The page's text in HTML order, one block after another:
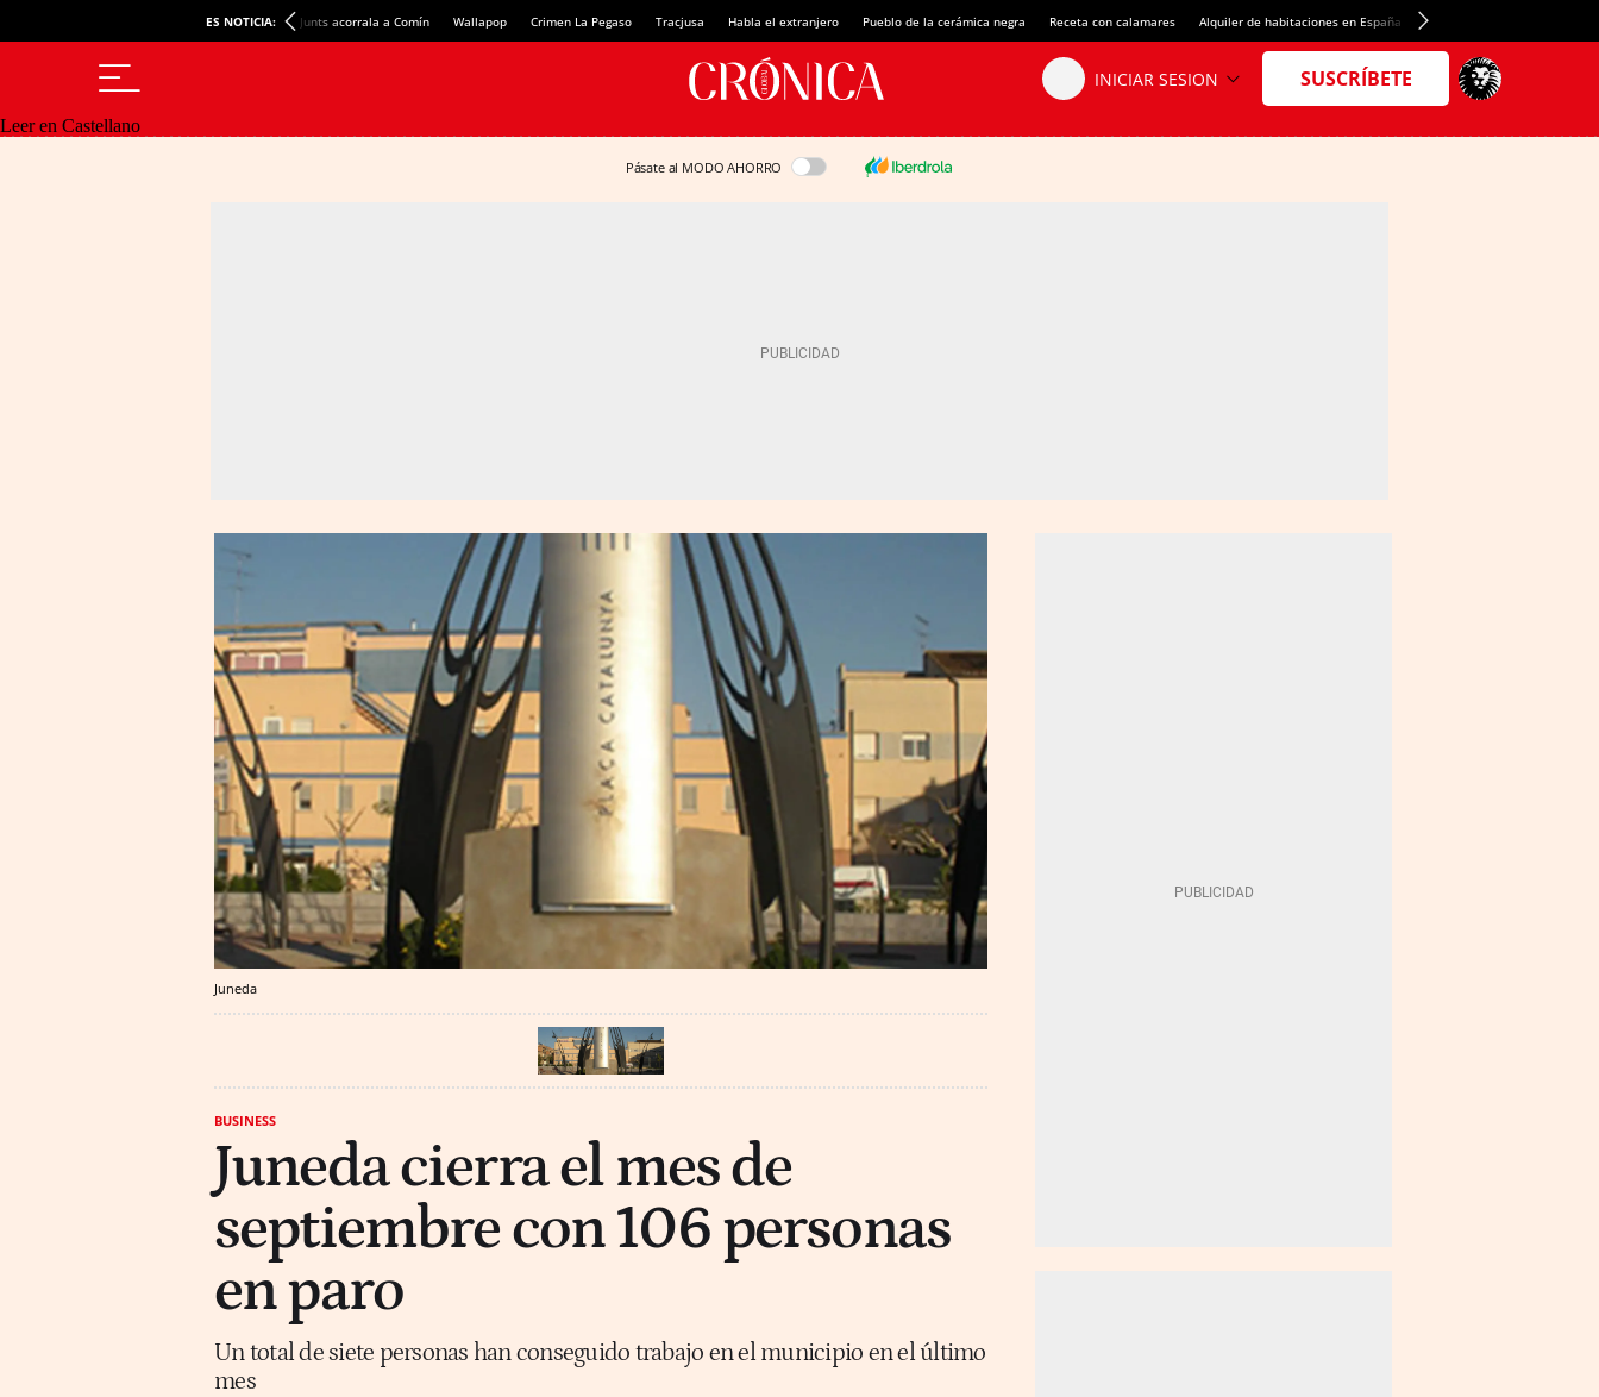
ES NOTICIA: Junts acorrala a Comín Wallapop Crimen La Pegaso Tracjusa Habla el extranjero Pueblo de la cerámica negra Receta con calamares Alquiler de habitaciones en España Crédito del Spotify Camp Nou
Leer en Castellano
Pásate al MODO AHORRO
Juneda
BUSINESS
Juneda cierra el mes de
septiembre con 106 personas
en paro
Un total de siete personas han conseguido trabajo en el municipio en el último
mes